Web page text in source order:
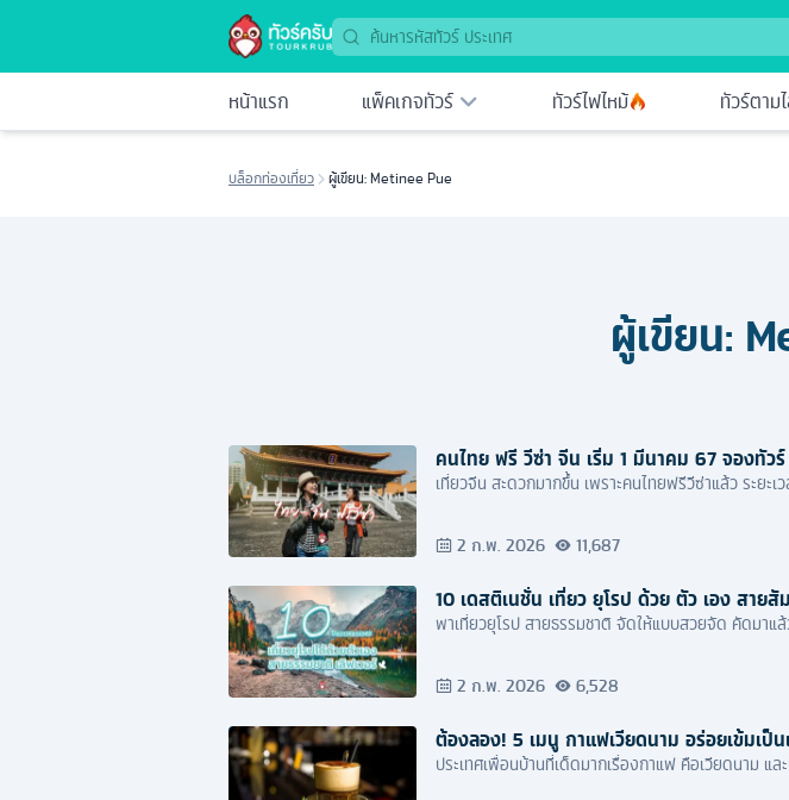
หน้าแรก แพ็คเกจทัวร์ ทัวร์ไฟไหม้ ทัวร์ตาม
บล็อกท่องเที่ยว ผู้เขียน: Metinee Pue
ผู้เขียน:
คนไทย ฟรี วีซ่า จีน เริ่ม 1 มีนาคม 67 จองทัวร์
เที่ยวจีน สะดวกมากขึ้น เพราะคนไทยฟรีวีซ่าแล้ว ระยะ
2 ก.พ. 2026 11,687
10 เดสติเนชั่น เที่ยว ยุโรป ด้วย ตัว เอง สายสั
พาเที่ยวยุโรป สายธรรมชาติ จัดให้แบบสวยจัด คัดมา
2 ก.พ. 2026 6,528
ต้องลอง! 5 เมนู กาแฟเวียดนาม อร่อยเข้มเป็
ประเทศเพื่อนบ้านที่เด็ดมากเรื่องกาแฟ คือเวียดนาม แ